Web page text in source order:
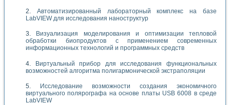
Автоматизированный лабораторный комплекс на базе
LabVIEW для исследования наноструктур
Визуализация моделирования и оптимизации тепловой
обработки биопродуктов с применением современных
информационных технологий и программных средств
Виртуальный прибор для исследования функциональных
возможностей алгоритма полигармонической экстраполяции
Исследование возможности создания экономичного
виртуального полярографа на основе платы USB 6008 в среде
LabVIEW